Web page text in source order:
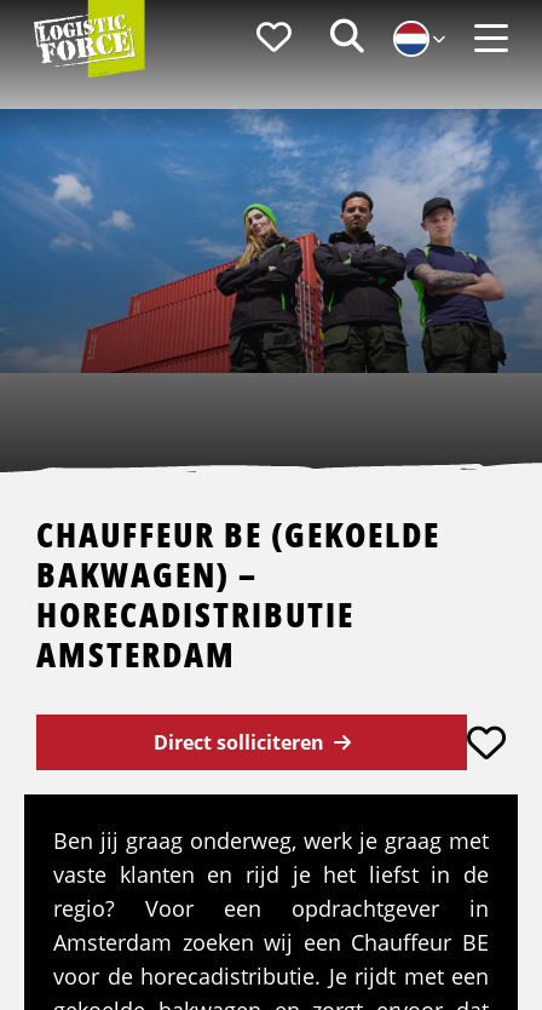
Logistic
Force
FavorietenZoeken
CHAUFFEUR BE (GEKOELDE
BAKWAGEN) –
HORECADISTRIBUTIE
AMSTERDAM
Direct solliciteren
Ben jij graag onderweg, werk je graag met
vaste klanten en rijd je het liefst in de
regio? Voor een opdrachtgever in
Amsterdam zoeken wij een Chauffeur BE
voor de horecadistributie. Je rijdt met een